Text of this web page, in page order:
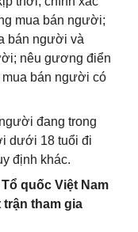
mua bán người;
bán người và
nêu gương điển
mua bán người có
đang trong
dưới 18 tuổi đi
định khác.
quốc Việt Nam
tham gia